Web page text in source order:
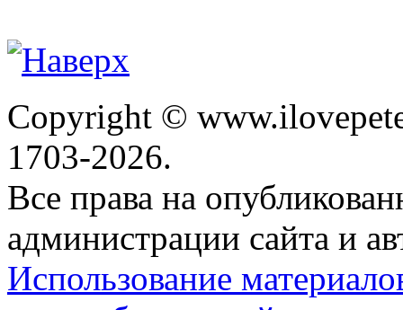
Copyright ©
1703-2026.
Все права на
администрации сайта и
Использование